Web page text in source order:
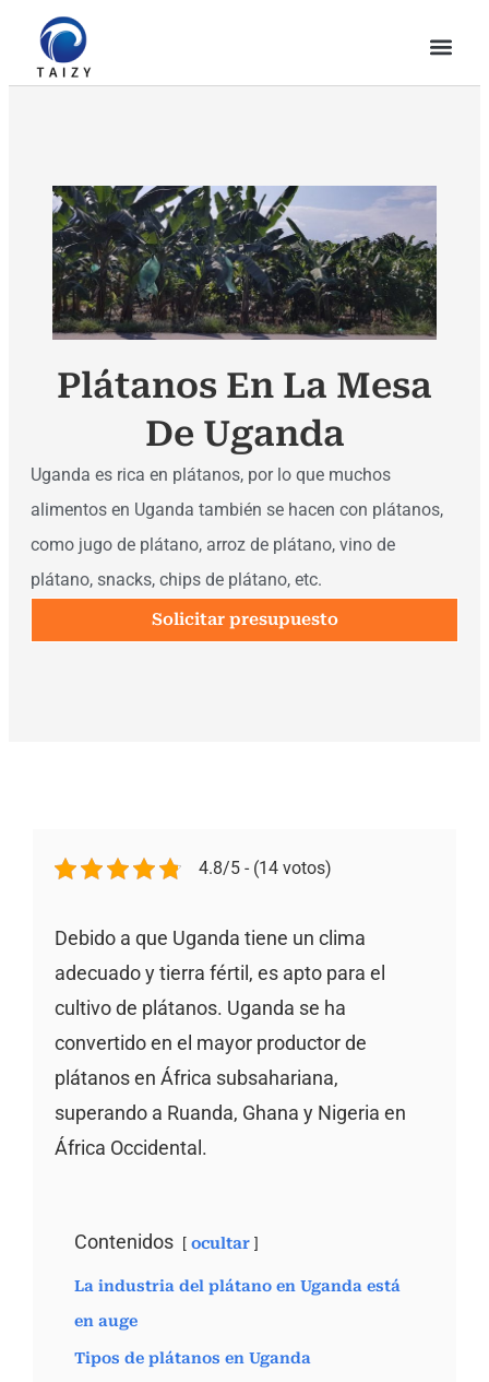
Plátanos En La Mesa
De Uganda
Uganda es rica en plátanos, por lo que muchos
alimentos en Uganda también se hacen con plátanos,
como jugo de plátano, arroz de plátano, vino de
plátano, snacks, chips de plátano, etc.
Solicitar presupuesto
4.8/5 - (14 votos)
Debido a que Uganda tiene un clima
adecuado y tierra fértil, es apto para el
cultivo de plátanos. Uganda se ha
convertido en el mayor productor de
plátanos en África subsahariana,
superando a Ruanda, Ghana y Nigeria en
África Occidental.
Contenidos ocultar
La industria del plátano en Uganda está
en auge
Tipos de plátanos en Uganda